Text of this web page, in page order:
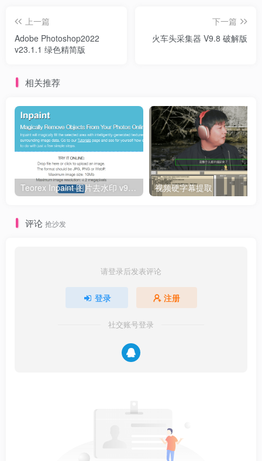
18.适配锁屏然后亮屏出现的广告。
上一篇
Adobe Photoshop2022
v23.1.1 绿色精简版
下一篇
火车头采集器 V9.8 破解版
相关推荐
Teorex Inpaint 图片去水印 v9.0.2单文件版x64 视频硬字幕提取
评论 抢沙发
请登录后发表评论
登录 注册
社交账号登录